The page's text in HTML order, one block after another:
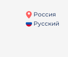
Россия
Русский